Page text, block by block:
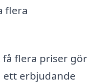
flera
få flera priser gör
erbjudande